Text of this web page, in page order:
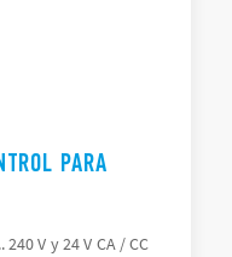
PARA
V y 24 V CA / CC